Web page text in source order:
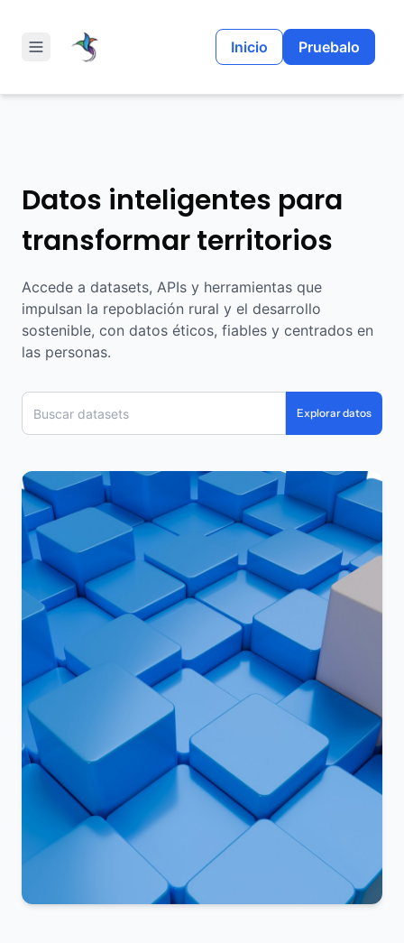
Toggle menu
Inicio Pruebalo
Datos inteligentes para
transformar territorios
Accede a datasets, APIs y herramientas que
impulsan la repoblación rural y el desarrollo
sostenible, con datos éticos, fiables y centrados en
las personas.
Explorar datos